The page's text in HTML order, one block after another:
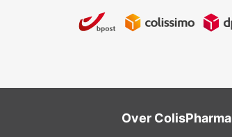
Over ColisPharma